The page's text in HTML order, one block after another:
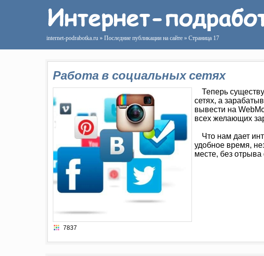
internet-podrabotka.ru » Последние публикации на сайте » Страница 17
Работа в социальных сетях
Теперь
сетях, а
вывести на
всех желающих
Что нам дает
удобное время,
месте, без отрыва
7837